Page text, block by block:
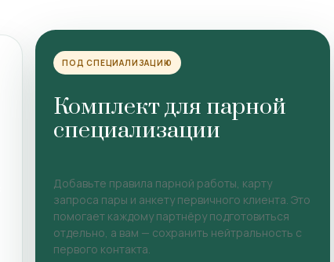
ПОД СПЕЦИАЛИЗАЦИЮ
Комплект для парной
специализации
Добавьте правила парной работы, карту
запроса пары и анкету первичного клиента. Это
помогает каждому партнёру подготовиться
отдельно, а вам — сохранить нейтральность с
первого контакта.